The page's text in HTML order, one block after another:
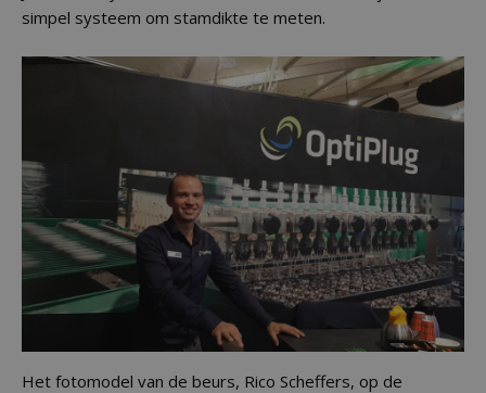
simpel systeem om stamdikte te meten.
Het fotomodel van de beurs, Rico Scheffers, op de